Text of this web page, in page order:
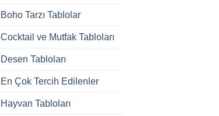
Boho Tarzı Tablolar
Cocktail ve Mutfak Tabloları
Desen Tabloları
En Çok Tercih Edilenler
Hayvan Tabloları